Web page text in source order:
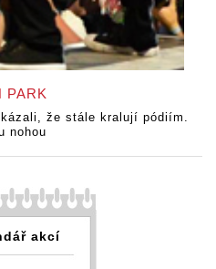
PARK
že stále kralují pódiím.
nohou
akcí